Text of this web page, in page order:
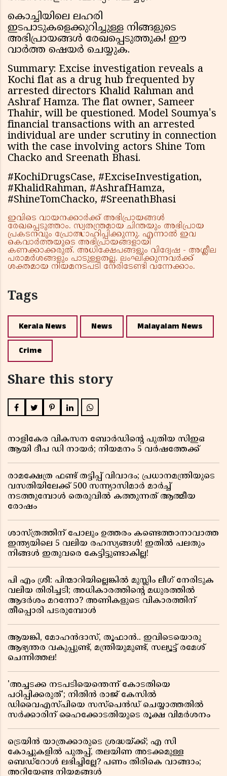
കൊച്ചിയിലെ ലഹരി
ഇടപാടുകളെക്കുറിച്ചുള്ള നിങ്ങളുടെ
അഭിപ്രായങ്ങൾ രേഖപ്പെടുത്തുക! ഈ
വാർത്ത ഷെയർ ചെയ്യുക.
Summary: Excise investigation reveals a
Kochi flat as a drug hub frequented by
arrested directors Khalid Rahman and
Ashraf Hamza. The flat owner, Sameer
Thahir, will be questioned. Model Soumya's
financial transactions with an arrested
individual are under scrutiny in connection
with the case involving actors Shine Tom
Chacko and Sreenath Bhasi.
#KochiDrugsCase, #ExciseInvestigation,
#KhalidRahman, #AshrafHamza,
#ShineTomChacko, #SreenathBhasi
ഇവിടെ വായനക്കാർക്ക് അഭിപ്രായങ്ങൾ
രേഖപ്പെടുത്താം. സ്വതന്ത്രമായ ചിന്തയും അഭിപ്രായ
പ്രകടനവും പ്രോത്സാഹിപ്പിക്കുന്നു. എന്നാൽ ഇവ
കെവാർത്തയുടെ അഭിപ്രായങ്ങളായി
കണക്കാക്കരുത്. അധിക്ഷേപങ്ങളും വിദ്വേഷ - അശ്ലീല
പരാമർശങ്ങളും പാടുള്ളതല്ല. ലംഘിക്കുന്നവർക്ക്
ശക്തമായ നിയമനടപടി നേരിടേണ്ടി വന്നേക്കാം.
Tags
Kerala News News Malayalam News
Crime
Share this story
നാളികേര വികസന ബോർഡിൻ്റെ പുതിയ സിഇഒ
ആയി ദീപ ഡി നായർ; നിയമനം 5 വർഷത്തേക്ക് ​​​​​​​
രാമക്ഷേത്ര ഫണ്ട് തട്ടിപ്പ് വിവാദം; പ്രധാനമന്ത്രിയുടെ
വസതിയിലേക്ക് 500 സന്ന്യാസിമാർ മാർച്ച്
നടത്തുമ്പോൾ തെരുവിൽ കത്തുന്നത് ആത്മീയ
രോഷം
ശാസ്ത്രത്തിന് പോലും ഉത്തരം കണ്ടെത്താനാവാത്ത
ഇന്ത്യയിലെ 5 വലിയ രഹസ്യങ്ങൾ! ഇതിൽ പലതും
നിങ്ങൾ ഇതുവരെ കേട്ടിട്ടുണ്ടാകില്ല!
പി എം ശ്രീ: പിന്മാറിയില്ലെങ്കിൽ മുസ്ലിം ലീഗ് നേരിടുക
വലിയ തിരിച്ചടി; അധികാരത്തിന്റെ മധുരത്തിൽ
ആദർശം മറന്നോ? അണികളുടെ വികാരത്തിന്
തീപ്പൊരി പടരുമ്പോൾ
ആയങ്കി, മോഹൻദാസ്, തൂഫാൻ.. ഇവിടെയൊരു
ആഭ്യന്തര വകുപ്പുണ്ട്, മന്ത്രിയുമുണ്ട്, സല്യൂട്ട് രമേശ്‌
ചെന്നിത്തല!
'അച്ചടക്ക നടപടിയെന്തെന്ന് കോടതിയെ
പഠിപ്പിക്കരുത്'; നിതിൻ രാജ് കേസിൽ
ഡിവൈഎസ്പിയെ സസ്പെൻഡ് ചെയ്യാത്തതിൽ
സർക്കാരിന് ഹൈക്കോടതിയുടെ രൂക്ഷ വിമർശനം
ട്രെയിൻ യാത്രക്കാരുടെ ശ്രദ്ധയ്ക്ക്; എ സി
കോച്ചുകളിൽ പുതപ്പ്, തലയിണ അടക്കമുള്ള
ബെഡ്റോൾ ലഭിച്ചില്ലേ? പണം തിരികെ വാങ്ങാം;
അറിയേണ്ട നിയമങ്ങൾ